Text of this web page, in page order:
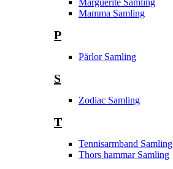
Mamma Samling
P
Pärlor Samling
S
Zodiac Samling
T
Tennisarmband Samling
Thors hammar Samling